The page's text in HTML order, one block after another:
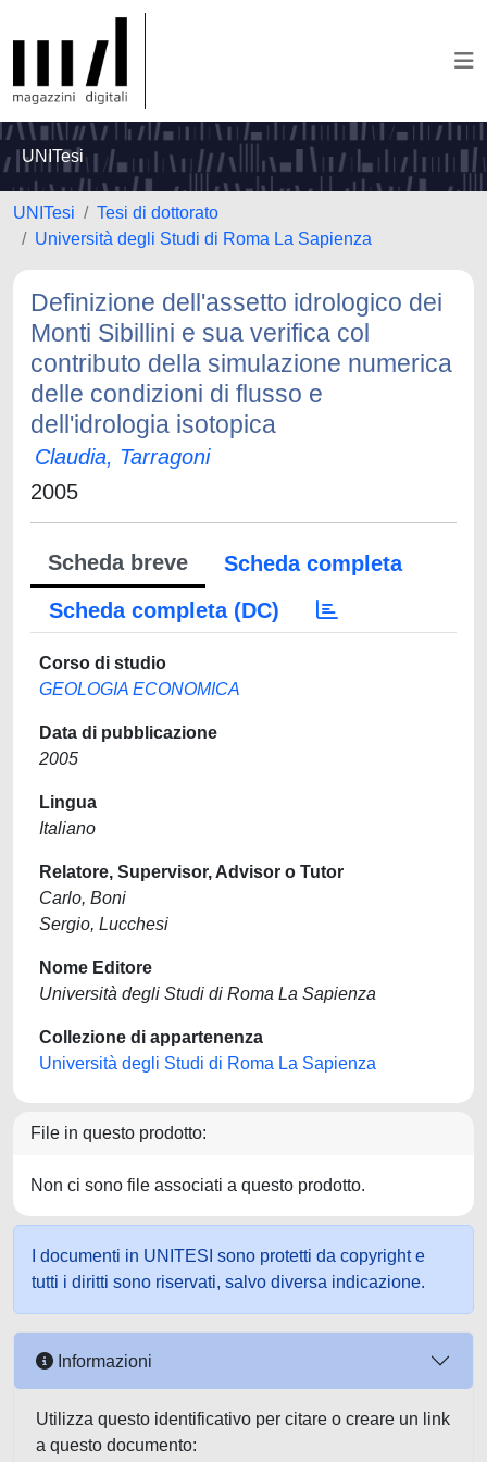
UNITesi
UNITesi
Tesi di dottorato
Università degli Studi di Roma La Sapienza
Definizione dell'assetto idrologico dei
Monti Sibillini e sua verifica col
contributo della simulazione numerica
delle condizioni di flusso e
dell'idrologia isotopica
Claudia, Tarragoni
2005
Scheda breve
Scheda completa
Scheda completa (DC)
Corso di studio
GEOLOGIA ECONOMICA
Data di pubblicazione
2005
Lingua
Italiano
Relatore, Supervisor, Advisor o Tutor
Carlo, Boni
Sergio, Lucchesi
Nome Editore
Università degli Studi di Roma La Sapienza
Collezione di appartenenza
Università degli Studi di Roma La Sapienza
File in questo prodotto:
Non ci sono file associati a questo prodotto.
I documenti in UNITESI sono protetti da copyright e
tutti i diritti sono riservati, salvo diversa indicazione.
Informazioni
Utilizza questo identificativo per citare o creare un link
a questo documento: